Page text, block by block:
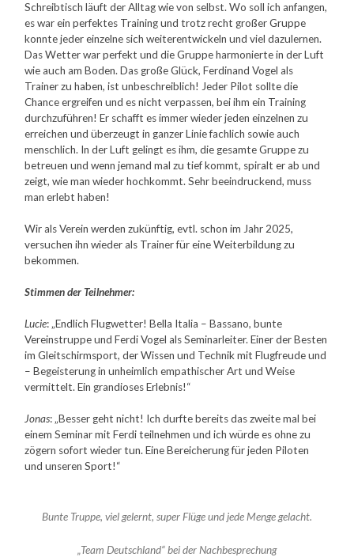
Schreibtisch läuft der Alltag wie von selbst. Wo soll ich anfangen,
es war ein perfektes Training und trotz recht großer Gruppe
konnte jeder einzelne sich weiterentwickeln und viel dazulernen.
Das Wetter war perfekt und die Gruppe harmonierte in der Luft
wie auch am Boden. Das große Glück, Ferdinand Vogel als
Trainer zu haben, ist unbeschreiblich! Jeder Pilot sollte die
Chance ergreifen und es nicht verpassen, bei ihm ein Training
durchzuführen! Er schafft es immer wieder jeden einzelnen zu
erreichen und überzeugt in ganzer Linie fachlich sowie auch
menschlich. In der Luft gelingt es ihm, die gesamte Gruppe zu
betreuen und wenn jemand mal zu tief kommt, spiralt er ab und
zeigt, wie man wieder hochkommt. Sehr beeindruckend, muss
man erlebt haben!
Wir als Verein werden zukünftig, evtl. schon im Jahr 2025,
versuchen ihn wieder als Trainer für eine Weiterbildung zu
bekommen.
Stimmen der Teilnehmer:
Lucie: „Endlich Flugwetter! Bella Italia – Bassano, bunte
Vereinstruppe und Ferdi Vogel als Seminarleiter. Einer der Besten
im Gleitschirmsport, der Wissen und Technik mit Flugfreude und
– Begeisterung in unheimlich empathischer Art und Weise
vermittelt. Ein grandioses Erlebnis!“
Jonas: „Besser geht nicht! Ich durfte bereits das zweite mal bei
einem Seminar mit Ferdi teilnehmen und ich würde es ohne zu
zögern sofort wieder tun. Eine Bereicherung für jeden Piloten
und unseren Sport!“
Bunte Truppe, viel gelernt, super Flüge und jede Menge gelacht.
„Team Deutschland“ bei der Nachbesprechung